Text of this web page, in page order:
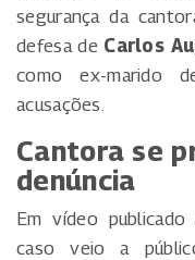
segurança da
defesa de Carlos
como ex-marido
acusações.
Cantora se
denúncia
Em vídeo
caso veio a